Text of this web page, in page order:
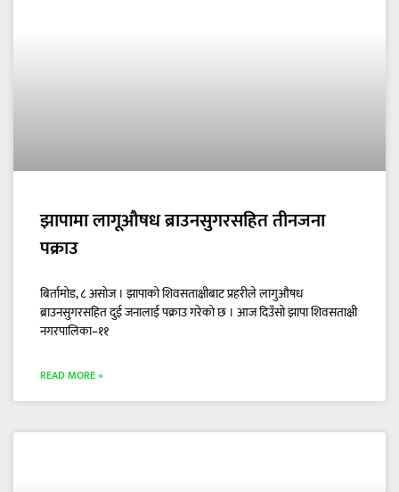
झापामा लागूऔषध ब्राउनसुगरसहित तीनजना
पक्राउ
बिर्तामोड, ८ असोज । झापाको शिवसताक्षीबाट प्रहरीले लागुऔषध
ब्राउनसुगरसहित दुई जनालाई पक्राउ गरेको छ । आज दिउँसो झापा शिवसताक्षी
नगरपालिका–११
READ MORE »